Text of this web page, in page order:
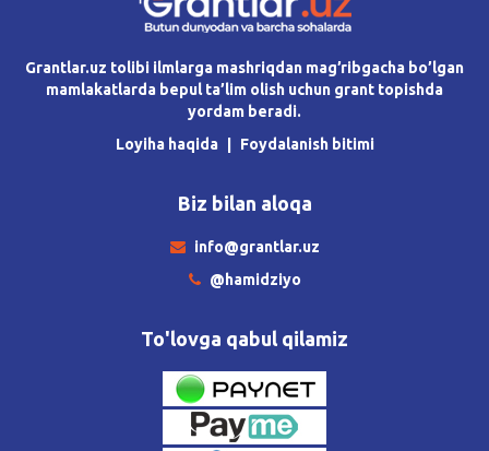
Grantlar.uz tolibi ilmlarga mashriqdan mag’ribgacha bo’lgan
mamlakatlarda bepul ta’lim olish uchun grant topishda
yordam beradi.
Loyiha haqida
Foydalanish bitimi
Biz bilan aloqa
info@grantlar.uz
@hamidziyo
To'lovga qabul qilamiz